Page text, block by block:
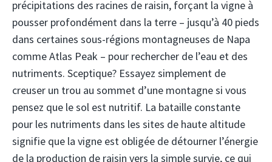
précipitations des racines de raisin, forçant la vigne à
pousser profondément dans la terre – jusqu’à 40 pieds
dans certaines sous-régions montagneuses de Napa
comme Atlas Peak – pour rechercher de l’eau et des
nutriments. Sceptique? Essayez simplement de
creuser un trou au sommet d’une montagne si vous
pensez que le sol est nutritif. La bataille constante
pour les nutriments dans les sites de haute altitude
signifie que la vigne est obligée de détourner l’énergie
de la production de raisin vers la simple survie, ce qui